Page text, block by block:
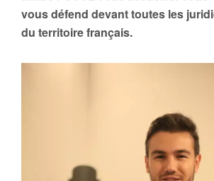
vous défend devant toutes les
du territoire français.